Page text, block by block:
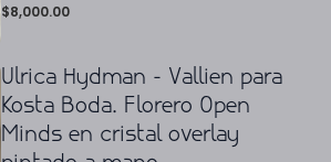
$8,000.00
Ulrica Hydman - Vallien para
Kosta Boda. Florero Open
Minds en cristal overlay